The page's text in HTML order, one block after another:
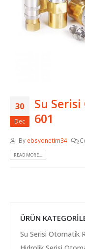
30
Dec
Su
601
By ebsyonetim34
READ MORE...
ÜRÜN
Su Serisi Otomatik